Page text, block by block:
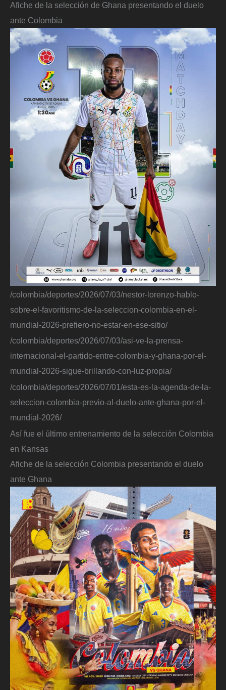
Afiche de la selección de Ghana presentando el duelo
ante Colombia
/colombia/deportes/2026/07/03/nestor-lorenzo-hablo-
sobre-el-favoritismo-de-la-seleccion-colombia-en-el-
mundial-2026-prefiero-no-estar-en-ese-sitio/
/colombia/deportes/2026/07/03/asi-ve-la-prensa-
internacional-el-partido-entre-colombia-y-ghana-por-el-
mundial-2026-sigue-brillando-con-luz-propia/
/colombia/deportes/2026/07/01/esta-es-la-agenda-de-la-
seleccion-colombia-previo-al-duelo-ante-ghana-por-el-
mundial-2026/
Así fue el último entrenamiento de la selección Colombia
en Kansas
Afiche de la selección Colombia presentando el duelo
ante Ghana